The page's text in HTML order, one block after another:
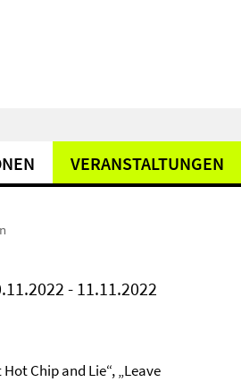
VERANSTALTUNGEN
- 11.11.2022
Chip and Lie“, „Leave